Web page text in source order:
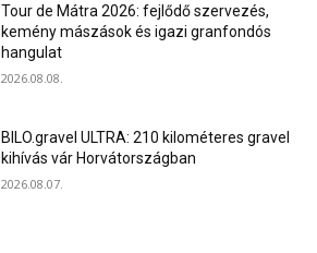
Tour de Mátra 2026: fejlődő szervezés,
kemény mászások és igazi granfondós
hangulat
2026.08.08.
BILO.gravel ULTRA: 210 kilométeres gravel
kihívás vár Horvátországban
2026.08.07.